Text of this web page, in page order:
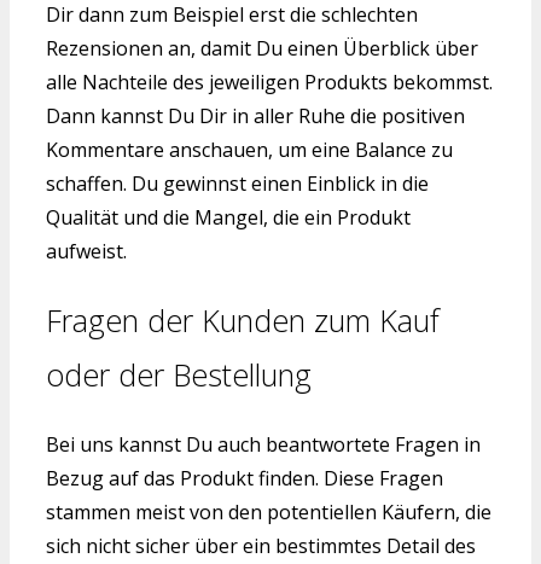
Dir dann zum Beispiel erst die schlechten
Rezensionen an, damit Du einen Überblick über
alle Nachteile des jeweiligen Produkts bekommst.
Dann kannst Du Dir in aller Ruhe die positiven
Kommentare anschauen, um eine Balance zu
schaffen. Du gewinnst einen Einblick in die
Qualität und die Mangel, die ein Produkt
aufweist.
Fragen der Kunden zum Kauf
oder der Bestellung
Bei uns kannst Du auch beantwortete Fragen in
Bezug auf das Produkt finden. Diese Fragen
stammen meist von den potentiellen Käufern, die
sich nicht sicher über ein bestimmtes Detail des